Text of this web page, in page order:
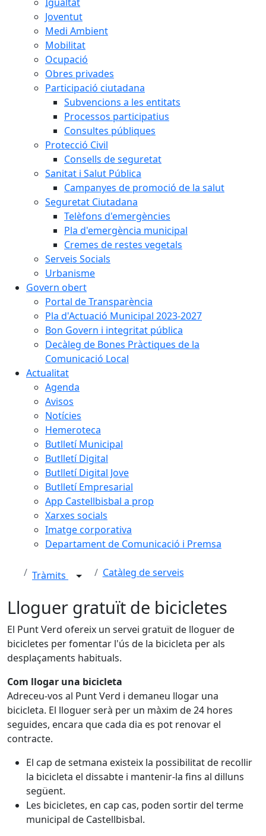
Joventut
Medi Ambient
Mobilitat
Ocupació
Obres privades
Participació ciutadana
Subvencions a les entitats
Processos participatius
Consultes públiques
Protecció Civil
Consells de seguretat
Sanitat i Salut Pública
Campanyes de promoció de la salut
Seguretat Ciutadana
Telèfons d'emergències
Pla d'emergència municipal
Cremes de restes vegetals
Serveis Socials
Urbanisme
Govern obert
Portal de Transparència
Pla d'Actuació Municipal 2023-2027
Bon Govern i integritat pública
Decàleg de Bones Pràctiques de la
Comunicació Local
Actualitat
Agenda
Avisos
Notícies
Hemeroteca
Butlletí Municipal
Butlletí Digital
Butlletí Digital Jove
Butlletí Empresarial
App Castellbisbal a prop
Xarxes socials
Imatge corporativa
Departament de Comunicació i Premsa
Tràmits Catàleg de serveis
Lloguer gratuït de bicicletes
El Punt Verd ofereix un servei gratuït de lloguer de
bicicletes per fomentar l'ús de la bicicleta per als
desplaçaments habituals.
Com llogar una bicicleta
Adreceu-vos al Punt Verd i demaneu llogar una
bicicleta. El lloguer serà per un màxim de 24 hores
seguides, encara que cada dia es pot renovar el
contracte.
El cap de setmana existeix la possibilitat de recollir
la bicicleta el dissabte i mantenir-la fins al dilluns
següent.
Les bicicletes, en cap cas, poden sortir del terme
municipal de Castellbisbal.